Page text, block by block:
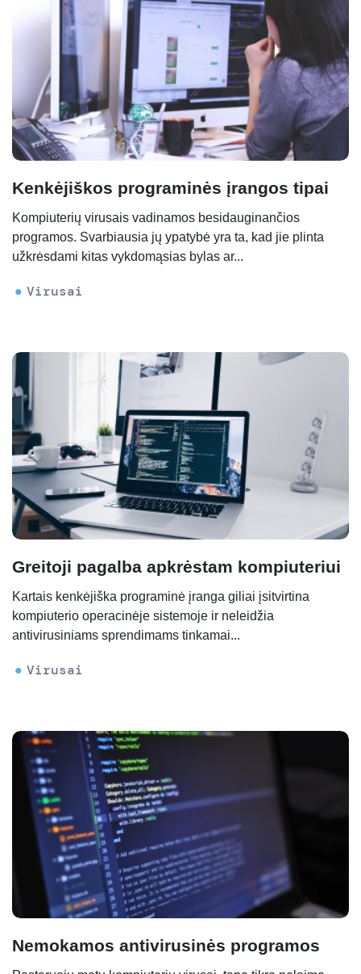
Kenkėjiškos programinės įrangos tipai
Kompiuterių virusais vadinamos besidauginančios
programos. Svarbiausia jų ypatybė yra ta, kad jie plinta
užkrėsdami kitas vykdomąsias bylas ar...
Virusai
Greitoji pagalba apkrėstam kompiuteriui
Kartais kenkėjiška programinė įranga giliai įsitvirtina
kompiuterio operacinėje sistemoje ir neleidžia
antivirusiniams sprendimams tinkamai...
Virusai
Nemokamos antivirusinės programos